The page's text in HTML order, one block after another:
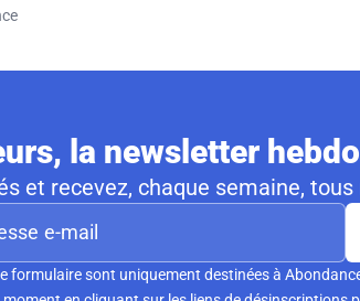
la newsletter
et recevez, chaque semaine,
formulaire sont uniquement destinées à